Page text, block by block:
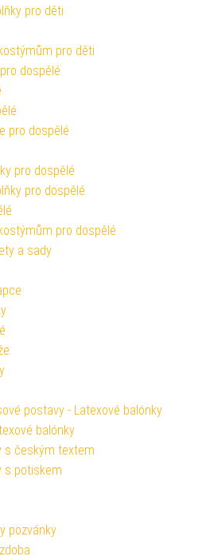
pro děti
pro děti
dospělé
pro dospělé
pro dospělé
pro dospělé
pro dospělé
a sady
postavy - Latexové balónky
balónky
s českým textem
s potiskem
pozvánky